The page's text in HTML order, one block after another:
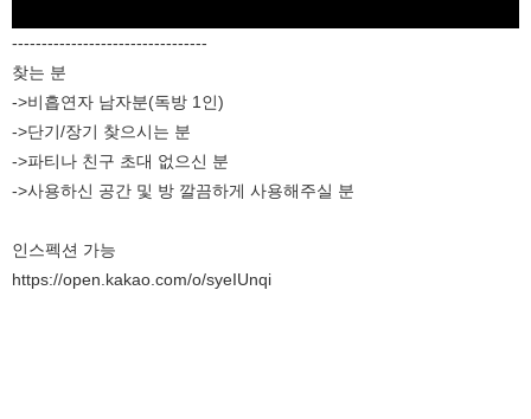
---------------------------------
찾는 분
->비흡연자 남자분(독방 1인)
->단기/장기 찾으시는 분
->파티나 친구 초대 없으신 분
->사용하신 공간 및 방 깔끔하게 사용해주실 분
인스펙션 가능
https://open.kakao.com/o/syeIUnqi